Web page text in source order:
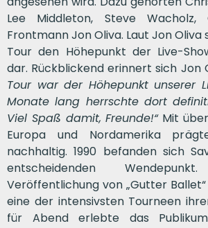
Lee Middleton, Steve
Frontmann Jon Oliva. Laut Jon
Tour den Höhepunkt der Live-
dar. Rückblickend erinnert sich Jon
Tour war der Höhepunkt unserer
Monate lang herrschte dort
Viel Spaß damit, Freunde!“Mit über
Europa und Nordamerika
nachhaltig. 1990 befanden sich
entscheidenden
Veröffentlichung von „Gutter
eine der intensivsten Tourneen
für Abend erlebte das